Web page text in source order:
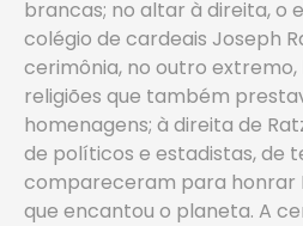
brancas; no altar à direita, o
colégio de cardeais Joseph
cerimônia, no outro extremo,
religiões que também
homenagens; à direita de
de políticos e estadistas, de
compareceram para honrar
que encantou o planeta. A